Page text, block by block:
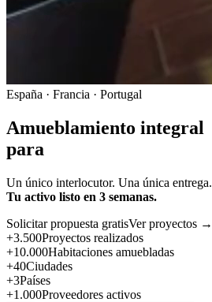
España · Francia · Portugal
Amueblamiento integral
para
Un único interlocutor. Una única entrega.
Tu activo listo en 3 semanas.
Solicitar propuesta gratisVer proyectos →
+3.500Proyectos realizados
+10.000Habitaciones amuebladas
+40Ciudades
+3Países
+1.000Proveedores activos